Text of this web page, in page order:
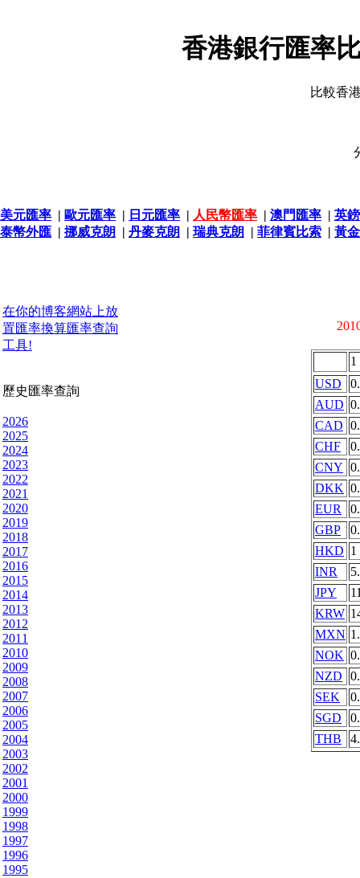
香港銀行匯率
比較香
美元匯率 | 歐元匯率 | 日元匯率 | 人民幣匯率 | 澳門匯率 | 英
泰幣外匯 | 挪威克朗 | 丹麥克朗 | 瑞典克朗 | 菲律賓比索 | 黃
在你的博客網站上放
置匯率換算匯率查詢
工具!
歷史匯率查詢
2026
2025
2024
2023
2022
2021
2020
2019
2018
2017
2016
2015
2014
2013
2012
2011
2010
2009
2008
2007
2006
2005
2004
2003
2002
2001
2000
1999
1998
1997
1996
1995
1
USD
AUD
CAD
CHF
CNY
DKK
EUR
GBP
HKD 1
INR
JPY
KRW
MXN
NOK
NZD
SEK
SGD
THB